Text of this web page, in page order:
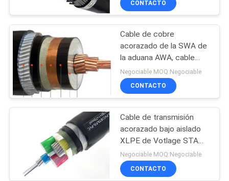
POLÍTICA
DE
PRIVACIDAD
Conductor desnudo
CONTACTO
Cable de cobre
acorazado de la SWA de
la aduana AWA, cable
acorazado 11KV 33KV
de la sola base
Negociable MOQ:Negociable
CONTACTO
Cable de transmisión
acorazado bajo aislado
XLPE de Votlage STA
XLPE del cable
acorazado de aluminio de
la envoltura del PVC
Negociable MOQ:Negociable
CONTACTO